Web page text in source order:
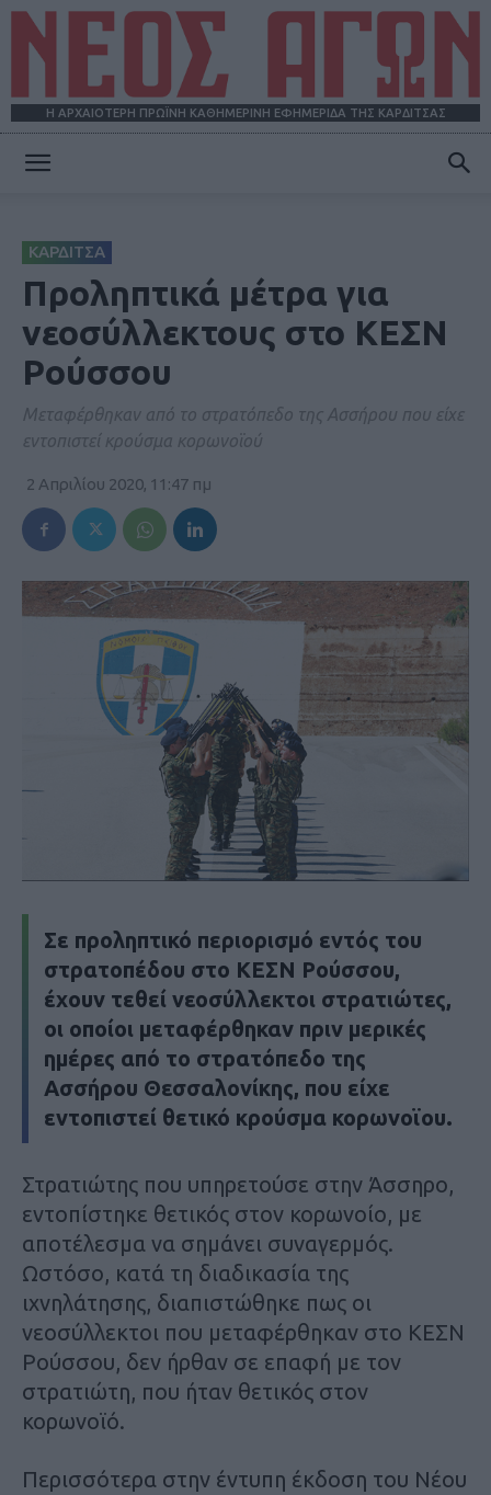
Η ΑΡΧΑΙΟΤΕΡΗ ΠΡΩΪΝΗ ΚΑΘΗΜΕΡΙΝΗ ΕΦΗΜΕΡΙΔΑ ΤΗΣ ΚΑΡΔΙΤΣΑΣ
ΚΑΡΔΙΤΣΑ
Προληπτικά μέτρα για
νεοσύλλεκτους στο ΚΕΣΝ
Ρούσσου
Μεταφέρθηκαν από το στρατόπεδο της Ασσήρου που είχε
εντοπιστεί κρούσμα κορωνοϊού
2 Απριλίου 2020, 11:47 πμ
Σε προληπτικό περιορισμό εντός του
στρατοπέδου στο ΚΕΣΝ Ρούσσου,
έχουν τεθεί νεοσύλλεκτοι στρατιώτες,
οι οποίοι μεταφέρθηκαν πριν μερικές
ημέρες από το στρατόπεδο της
Ασσήρου Θεσσαλονίκης, που είχε
εντοπιστεί θετικό κρούσμα κορωνοϊου.
Στρατιώτης που υπηρετούσε στην Άσσηρο,
εντοπίστηκε θετικός στον κορωνοίο, με
αποτέλεσμα να σημάνει συναγερμός.
Ωστόσο, κατά τη διαδικασία της
ιχνηλάτησης, διαπιστώθηκε πως οι
νεοσύλλεκτοι που μεταφέρθηκαν στο ΚΕΣΝ
Ρούσσου, δεν ήρθαν σε επαφή με τον
στρατιώτη, που ήταν θετικός στον
κορωνοϊό.
Περισσότερα στην έντυπη έκδοση του Νέου